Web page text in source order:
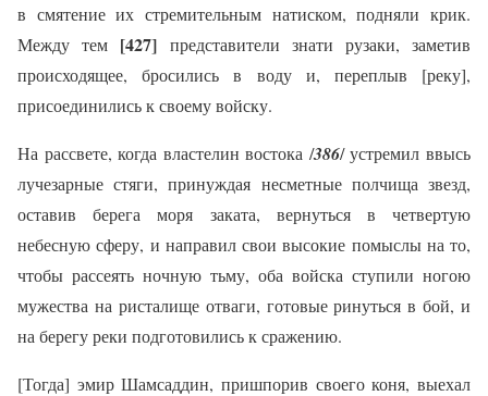
в смятение их стремительным натиском, подняли крик.
Между тем [427] представители знати рузаки, заметив
происходящее, бросились в воду и, переплыв [реку],
присоединились к своему войску.
На рассвете, когда властелин востока /386/ устремил ввысь
лучезарные стяги, принуждая несметные полчища звезд,
оставив берега моря заката, вернуться в четвертую
небесную сферу, и направил свои высокие помыслы на то,
чтобы рассеять ночную тьму, оба войска ступили ногою
мужества на ристалище отваги, готовые ринуться в бой, и
на берегу реки подготовились к сражению.
[Тогда] эмир Шамсаддин, пришпорив своего коня, выехал